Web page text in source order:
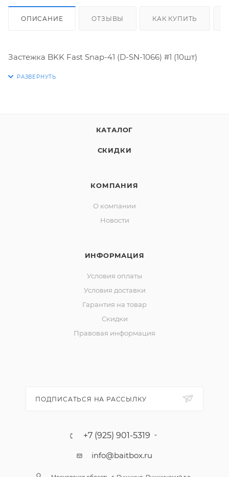
ОПИСАНИЕ ОТЗЫВЫ КАК КУПИТЬ
Застежка BKK Fast Snap-41 (D-SN-1066) #1 (10шт)
КАТАЛОГ
СКИДКИ
КОМПАНИЯ
О компании
Новости
ИНФОРМАЦИЯ
Условия оплаты
Условия доставки
Гарантия на товар
Скидки
Правовая информация
ПОДПИСАТЬСЯ НА РАССЫЛКУ
+7 (925) 901-5319
info@baitbox.ru